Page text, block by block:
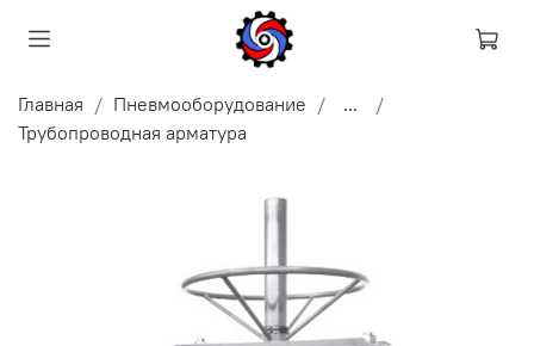
Главная Пневмооборудование
...
Трубопроводная арматура